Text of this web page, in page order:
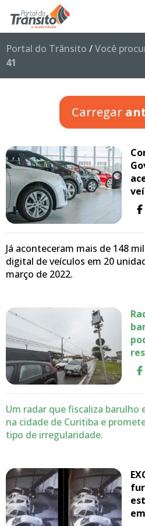
Portal do Trânsito /Você
41
Carregar
Já aconteceram mais de 148
digital de veículos em 20
março de 2022.
Um radar que fiscaliza barulho
na cidade de Curitiba e
tipo de irregularidade.